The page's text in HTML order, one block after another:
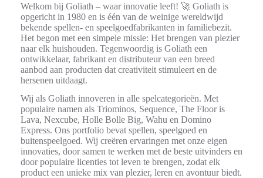
Welkom bij Goliath – waar innovatie leeft! 🚀 Goliath is
opgericht in 1980 en is één van de weinige wereldwijd
bekende spellen- en speelgoedfabrikanten in familiebezit.
Het begon met een simpele missie: Het brengen van plezier
naar elk huishouden. Tegenwoordig is Goliath een
ontwikkelaar, fabrikant en distributeur van een breed
aanbod aan producten dat creativiteit stimuleert en de
hersenen uitdaagt.
Wij als Goliath innoveren in alle spelcategorieën. Met
populaire namen als Triominos, Sequence, The Floor is
Lava, Nexcube, Holle Bolle Big, Wahu en Domino
Express. Ons portfolio bevat spellen, speelgoed en
buitenspeelgoed. Wij creëren ervaringen met onze eigen
innovaties, door samen te werken met de beste uitvinders en
door populaire licenties tot leven te brengen, zodat elk
product een unieke mix van plezier, leren en avontuur biedt.